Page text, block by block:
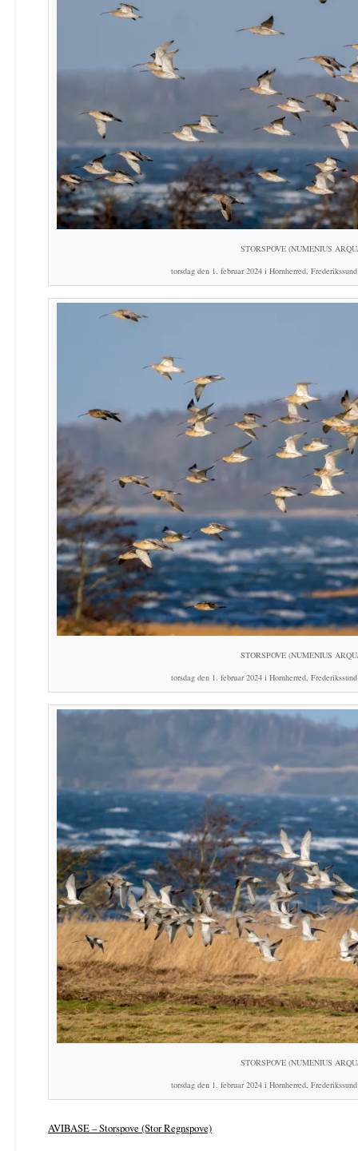
STORSPOVE (NUMENIUS
torsdag den 1. februar 2024 i Hornherred,
STORSPOVE (NUMENIUS
torsdag den 1. februar 2024 i Hornherred,
STORSPOVE (NUMENIUS
torsdag den 1. februar 2024 i Hornherred,
AVIBASE – Storspove (Stor Regnspove)